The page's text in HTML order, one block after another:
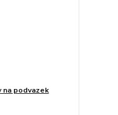
na podvazek